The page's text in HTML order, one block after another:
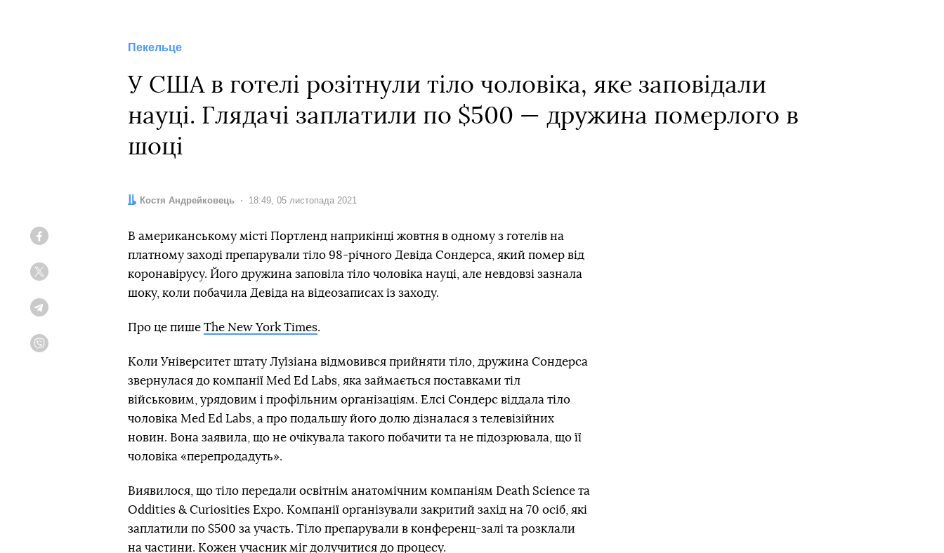
Пекельце
У США в готелі розітнули тіло чоловіка, яке заповідали
науці. Глядачі заплатили по $500 — дружина померлого в
шоці
Автор:
Костя Андрейковець Дата:
18:49, 05 листопада 2021
В американському місті Портленд наприкінці жовтня в одному з готелів на
платному заході препарували тіло 98-річного Девіда Сондерса, який помер від
коронавірусу. Його дружина заповіла тіло чоловіка науці, але невдовзі зазнала
шоку, коли побачила Девіда на відеозаписах із заходу.
Про це пише The New York Times.
Коли Університет штату Луїзіана відмовився прийняти тіло, дружина Сондерса
звернулася до компанії Med Ed Labs, яка займається поставками тіл
військовим, урядовим і профільним організаціям. Елсі Сондерс віддала тіло
чоловіка Med Ed Labs, а про подальшу його долю дізналася з телевізійних
новин. Вона заявила, що не очікувала такого побачити та не підозрювала, що її
чоловіка «перепродадуть».
Виявилося, що тіло передали освітнім анатомічним компаніям Death Science та
Oddities & Curiosities Expo. Компанії організували закритий захід на 70 осіб, які
заплатили по $500 за участь. Тіло препарували в конференц-залі та розклали
на частини. Кожен учасник міг долучитися до процесу.